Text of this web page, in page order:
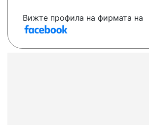
Вижте профила на фирмата на